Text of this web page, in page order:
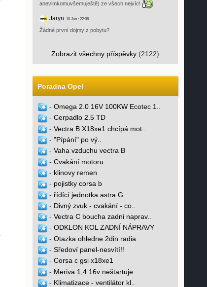
anevimkomuvšemuještě) ze všech nejvíc!
Jaryn 18 Jun : 22:06
Žádné první dojmy z pobytu?
Zobrazit všechny příspěvky(2122)
Poradna Opel
- Omega 2.0 16V 100KW Ecotec 1..
- Cerpadlo 2.5 TD
- Vectra B X18xe1 chcípá mot..
- "Pípání" po vý..
- Vaha vzduchu vectra B
- Cvakání motoru
- klinovy remen
- pojistky corsa b
- řídící jednotka astra G
- Divný zvuk - cvakání - co..
- Vectra C boucha zadni naprav..
- ODKLON KOL ZADNÍ NÁPRAVY
- Otazka ohledne 2din radia
- Sředoví panel-nesvítí!!
- Corsa c gsi x18xe1
- Meriva 1,4 16v neštartuje
- Klimatizace - ventilátor kl..